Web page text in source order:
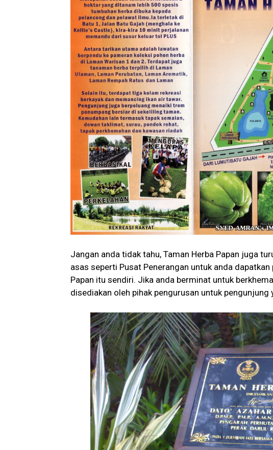
Jangan anda tidak tahu, Taman Herba Papan juga
asas seperti Pusat Penerangan untuk anda
Papan itu sendiri. Jika anda berminat untuk
disediakan oleh pihak pengurusan untuk pengunjung